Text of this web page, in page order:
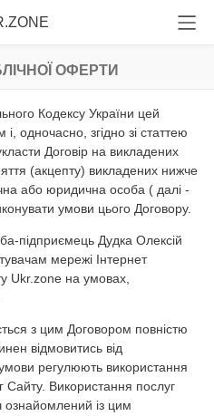
ОФЕРТИ
Кодексу України цей
одночасно, згідно зі статтею
Договір на викладених
(акцепту) викладених нижче
або юридична особа ( далі -
умови цього Договору.
підприємець Дудка Олексій
мережі Інтернет
Ukr.zone на умовах,
з цим Договором повністю
відмовитись від
регулюють використання
Сайту. Використання послуг
ознайомлений із цим